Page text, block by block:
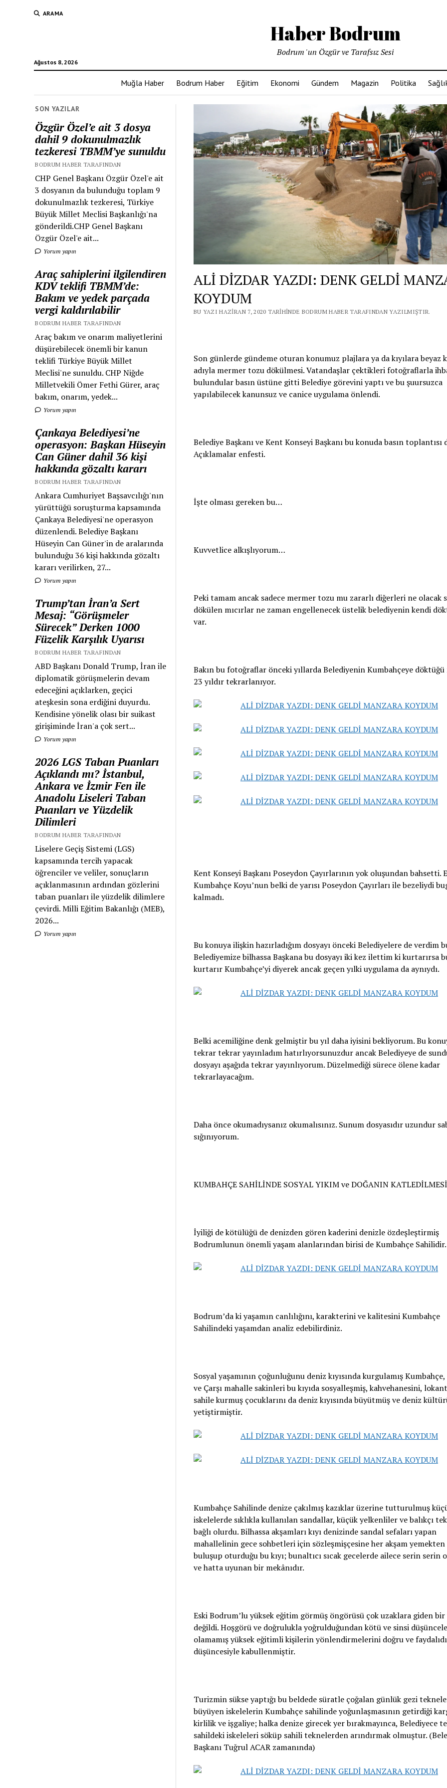
ARAMA
Haber Bodrum
Ağustos 8, 2026
Bodrum 'un Özgür ve Tarafsız Sesi
Muğla Haber Bodrum Haber Eğitim Ekonomi Gündem Magazin Politika
SON YAZILAR
Özgür Özel’e ait 3 dosya
dahil 9 dokunulmazlık
tezkeresi TBMM’ye sunuldu
BODRUM HABER TARAFINDAN
CHP Genel Başkanı Özgür Özel'e ait
3 dosyanın da bulunduğu toplam 9
dokunulmazlık tezkeresi, Türkiye
Büyük Millet Meclisi Başkanlığı'na
gönderildi.CHP Genel Başkanı
Özgür Özel'e ait...
Yorum yapın
Araç sahiplerini ilgilendiren
KDV teklifi TBMM’de:
Bakım ve yedek parçada
vergi kaldırılabilir
BODRUM HABER TARAFINDAN
Araç bakım ve onarım maliyetlerini
düşürebilecek önemli bir kanun
teklifi Türkiye Büyük Millet
Meclisi'ne sunuldu. CHP Niğde
Milletvekili Ömer Fethi Gürer, araç
bakım, onarım, yedek...
Yorum yapın
Çankaya Belediyesi’ne
operasyon: Başkan Hüseyin
Can Güner dahil 36 kişi
hakkında gözaltı kararı
BODRUM HABER TARAFINDAN
Ankara Cumhuriyet Başsavcılığı'nın
yürüttüğü soruşturma kapsamında
Çankaya Belediyesi'ne operasyon
düzenlendi. Belediye Başkanı
Hüseyin Can Güner'in de aralarında
bulunduğu 36 kişi hakkında gözaltı
kararı verilirken, 27...
Yorum yapın
Trump’tan İran’a Sert
Mesaj: “Görüşmeler
Sürecek” Derken 1000
Füzelik Karşılık Uyarısı
BODRUM HABER TARAFINDAN
ABD Başkanı Donald Trump, İran ile
diplomatik görüşmelerin devam
edeceğini açıklarken, geçici
ateşkesin sona erdiğini duyurdu.
Kendisine yönelik olası bir suikast
girişiminde İran'a çok sert...
Yorum yapın
2026 LGS Taban Puanları
Açıklandı mı? İstanbul,
Ankara ve İzmir Fen ile
Anadolu Liseleri Taban
Puanları ve Yüzdelik
Dilimleri
BODRUM HABER TARAFINDAN
Liselere Geçiş Sistemi (LGS)
kapsamında tercih yapacak
öğrenciler ve veliler, sonuçların
açıklanmasının ardından gözlerini
taban puanları ile yüzdelik dilimlere
çevirdi. Milli Eğitim Bakanlığı (MEB),
2026...
Yorum yapın
ALİ DİZDAR YAZDI: DENK GELDİ
KOYDUM
BU YAZI HAZIRAN 7, 2020 TARIHINDE BODRUM HABER TARAFINDAN YAZILMIŞTIR.
Son günlerde gündeme oturan konumuz plajlara ya da kıyılara beyaz
adıyla mermer tozu dökülmesi. Vatandaşlar çektikleri fotoğraflarla
bulundular basın üstüne gitti Belediye görevini yaptı ve bu şuursuzca
yapılabilecek kanunsuz ve canice uygulama önlendi.
Belediye Başkanı ve Kent Konseyi Başkanı bu konuda basın toplantısı
Açıklamalar enfesti.
İşte olması gereken bu…
Kuvvetlice alkışlıyorum…
Peki tamam ancak sadece mermer tozu mu zararlı diğerleri ne olacak
dökülen mıcırlar ne zaman engellenecek üstelik belediyenin kendi
var.
Bakın bu fotoğraflar önceki yıllarda Belediyenin Kumbahçeye döktüğü
23 yıldır tekrarlanıyor.
Kent Konseyi Başkanı Poseydon Çayırlarının yok oluşundan bahsetti.
Kumbahçe Koyu’nun belki de yarısı Poseydon Çayırları ile bezeliydi
kalmadı.
Bu konuya ilişkin hazırladığım dosyayı önceki Belediyelere de verdim
Belediyemize bilhassa Başkana bu dosyayı iki kez ilettim ki kurtarırsa
kurtarır Kumbahçe’yi diyerek ancak geçen yılki uygulama da aynıydı.
Belki acemiliğine denk gelmiştir bu yıl daha iyisini bekliyorum. Bu
tekrar tekrar yayınladım hatırlıyorsunuzdur ancak Belediyeye de
dosyayı aşağıda tekrar yayınlıyorum. Düzelmediği sürece ölene kadar
tekrarlayacağım.
Daha önce okumadıysanız okumalısınız. Sunum dosyasıdır uzundur
sığınıyorum.
KUMBAHÇE SAHİLİNDE SOSYAL YIKIM ve DOĞANIN KATLEDİLMESİ
İyiliği de kötülüğü de denizden gören kaderini denizle özdeşleştirmiş
Bodrumlunun önemli yaşam alanlarından birisi de Kumbahçe Sahilidir.
Bodrum’da ki yaşamın canlılığını, karakterini ve kalitesini Kumbahçe
Sahilindeki yaşamdan analiz edebilirdiniz.
Sosyal yaşamının çoğunluğunu deniz kıyısında kurgulamış
ve Çarşı mahalle sakinleri bu kıyıda sosyalleşmiş, kahvehanesini,
sahile kurmuş çocuklarını da deniz kıyısında büyütmüş ve deniz
yetiştirmiştir.
Kumbahçe Sahilinde denize çakılmış kazıklar üzerine tutturulmuş
iskelelerde sıklıkla kullanılan sandallar, küçük yelkenliler ve balıkçı
bağlı olurdu. Bilhassa akşamları kıyı denizinde sandal sefaları yapan
mahallelinin gece sohbetleri için sözleşmişçesine her akşam
buluşup oturduğu bu kıyı; bunaltıcı sıcak gecelerde ailece serin serin
ve hatta uyunan bir mekânıdır.
Eski Bodrum’lu yüksek eğitim görmüş öngörüsü çok uzaklara giden
değildi. Hoşgörü ve doğrulukla yoğrulduğundan kötü ve sinsi
olamamış yüksek eğitimli kişilerin yönlendirmelerini doğru ve
düşüncesiyle kabullenmiştir.
Turizmin sükse yaptığı bu beldede süratle çoğalan günlük gezi
büyüyen iskelelerin Kumbahçe sahilinde yoğunlaşmasının getirdiği
kirlilik ve işgaliye; halka denize girecek yer bırakmayınca, Belediyece
sahildeki iskeleleri söküp sahili teknelerden arındırmak olmuştur.
Başkanı Tuğrul ACAR zamanında)